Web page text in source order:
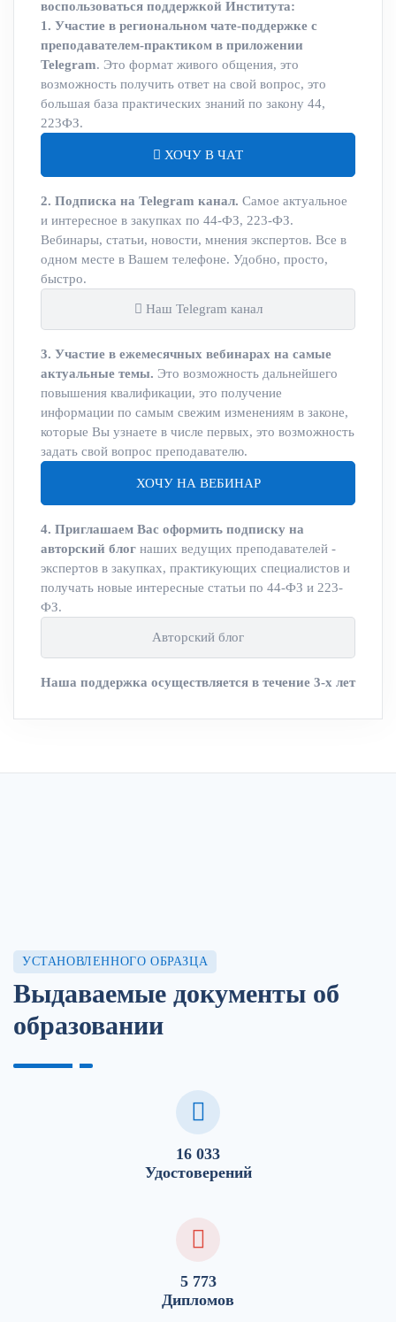
воспользоваться поддержкой Института:
1. Участие в региональном чате-поддержке с
преподавателем-практиком в приложении
Telegram. Это формат живого общения, это
возможность получить ответ на свой вопрос, это
большая база практических знаний по закону 44,
223ФЗ.
ХОЧУ В ЧАТ
2. Подписка на Telegram канал. Самое актуальное
и интересное в закупках по 44-ФЗ, 223-ФЗ.
Вебинары, статьи, новости, мнения экспертов. Все в
одном месте в Вашем телефоне. Удобно, просто,
быстро.
Наш Telegram канал
3. Участие в ежемесячных вебинарах на самые
актуальные темы. Это возможность дальнейшего
повышения квалификации, это получение
информации по самым свежим изменениям в законе,
которые Вы узнаете в числе первых, это возможность
задать свой вопрос преподавателю.
ХОЧУ НА ВЕБИНАР
4. Приглашаем Вас оформить подписку на
авторский блог наших ведущих преподавателей -
экспертов в закупках, практикующих специалистов и
получать новые интересные статьи по 44-ФЗ и 223-
ФЗ.
Авторский блог
Наша поддержка осуществляется в течение 3-х лет
УСТАНОВЛЕННОГО ОБРАЗЦА
Выдаваемые документы об
образовании
16 033
Удостоверений
5 773
Дипломов